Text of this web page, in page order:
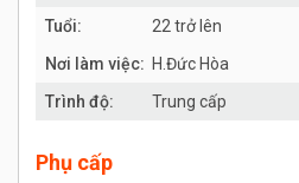
Tuổi:
22 trở lên
Nơi làm việc: H.Đức Hòa
Trình độ:
Trung cấp
Phụ cấp